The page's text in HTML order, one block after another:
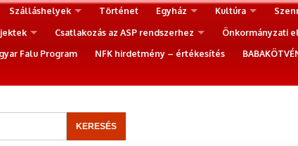
Szálláshelyek Történet Egyház Kultúra
Csatlakozás az ASP rendszerhez
Önkormányzati
Falu Program NFK hirdetmény – értékesítés